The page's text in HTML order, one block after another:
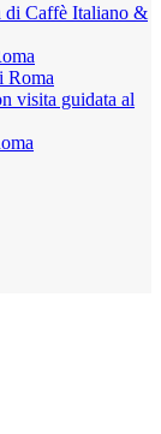
di Caffè Italiano &
Roma
visita guidata al